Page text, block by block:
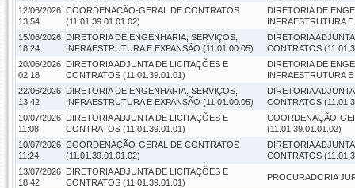
12/06/2026
13:54
COORDENAÇÃO-GERAL DE CONTRATOS
(11.01.39.01.01.02)
DIRETORIA DE
INFRAESTRUTURA
15/06/2026
18:24
DIRETORIA DE ENGENHARIA, SERVIÇOS,
INFRAESTRUTURA E EXPANSÃO (11.01.00.05)
DIRETORIA
CONTRATOS
20/06/2026
02:18
DIRETORIA ADJUNTA DE LICITAÇÕES E
CONTRATOS (11.01.39.01.01)
DIRETORIA DE
INFRAESTRUTURA
22/06/2026
13:42
DIRETORIA DE ENGENHARIA, SERVIÇOS,
INFRAESTRUTURA E EXPANSÃO (11.01.00.05)
DIRETORIA
CONTRATOS
10/07/2026
11:08
DIRETORIA ADJUNTA DE LICITAÇÕES E
CONTRATOS (11.01.39.01.01)
COORDENAÇÃO-
(11.01.39.01.01.02)
10/07/2026
11:24
COORDENAÇÃO-GERAL DE CONTRATOS
(11.01.39.01.01.02)
DIRETORIA
CONTRATOS
13/07/2026
18:42
DIRETORIA ADJUNTA DE LICITAÇÕES E
CONTRATOS (11.01.39.01.01)
PROCURADORIA